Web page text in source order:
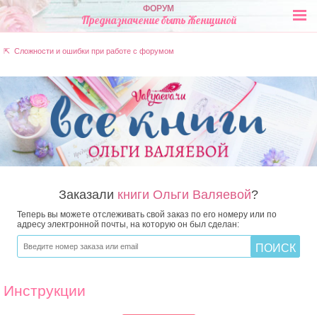
ФОРУМ
Предназначение быть Женщиной
⇱ Сложности и ошибки при работе с форумом
Заказали книги Ольги Валяевой?
Теперь вы можете отслеживать свой заказ по его номеру или по
адресу электронной почты, на которую он был сделан:
Инструкции